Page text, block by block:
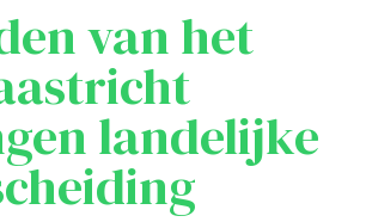
van het
landelijke